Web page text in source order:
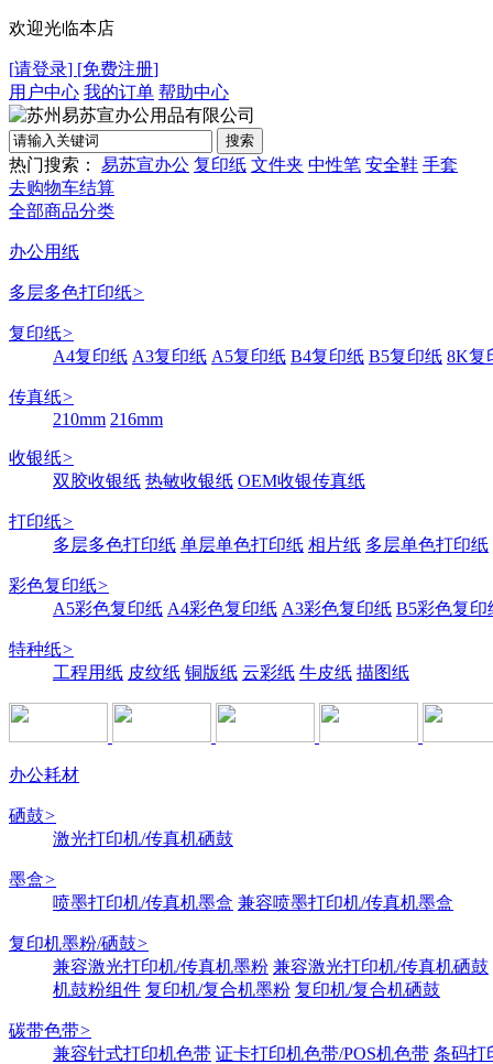
欢迎光临本店
[请登录] [免费注册]
用户中心 我的订单 帮助中心
热门搜索： 易苏宣办公 复印纸 文件夹 中性笔 安全鞋 手套
去购物车结算
全部商品分类
办公用纸
多层多色打印纸>
复印纸>
A4复印纸 A3复印纸 A5复印纸 B4复印纸 B5复印纸 8K复
传真纸>
210mm 216mm
收银纸>
双胶收银纸 热敏收银纸 OEM收银传真纸
打印纸>
多层多色打印纸 单层单色打印纸 相片纸 多层单色打印纸
彩色复印纸>
A5彩色复印纸 A4彩色复印纸 A3彩色复印纸 B5彩色复印
特种纸>
工程用纸 皮纹纸 铜版纸 云彩纸 牛皮纸 描图纸
办公耗材
硒鼓>
激光打印机/传真机硒鼓
墨盒>
喷墨打印机/传真机墨盒 兼容喷墨打印机/传真机墨盒
复印机墨粉/硒鼓>
兼容激光打印机/传真机墨粉 兼容激光打印机/传真机硒鼓
机鼓粉组件 复印机/复合机墨粉 复印机/复合机硒鼓
碳带色带>
兼容针式打印机色带 证卡打印机色带/POS机色带 条码打